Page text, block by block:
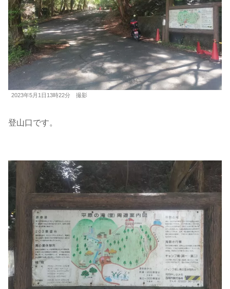
2023年5月1日13時22分 撮影
登山口です。